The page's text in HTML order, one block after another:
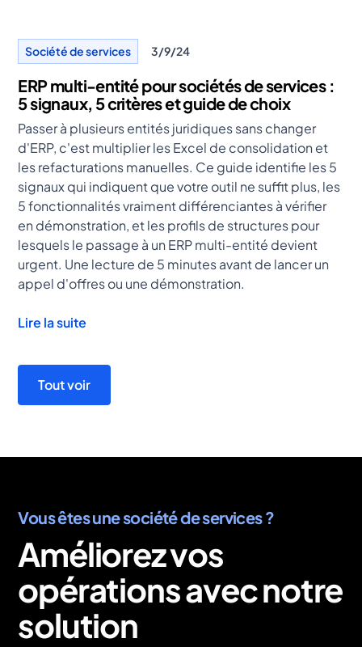
Société de services 3/9/24
ERP multi-entité pour sociétés de services :
5 signaux, 5 critères et guide de choix
Passer à plusieurs entités juridiques sans changer
d'ERP, c'est multiplier les Excel de consolidation et
les refacturations manuelles. Ce guide identifie les 5
signaux qui indiquent que votre outil ne suffit plus, les
5 fonctionnalités vraiment différenciantes à vérifier
en démonstration, et les profils de structures pour
lesquels le passage à un ERP multi-entité devient
urgent. Une lecture de 5 minutes avant de lancer un
appel d'offres ou une démonstration.
Lire la suite
Tout voir
Vous êtes une société de services ?
Améliorez vos
opérations avec notre
solution